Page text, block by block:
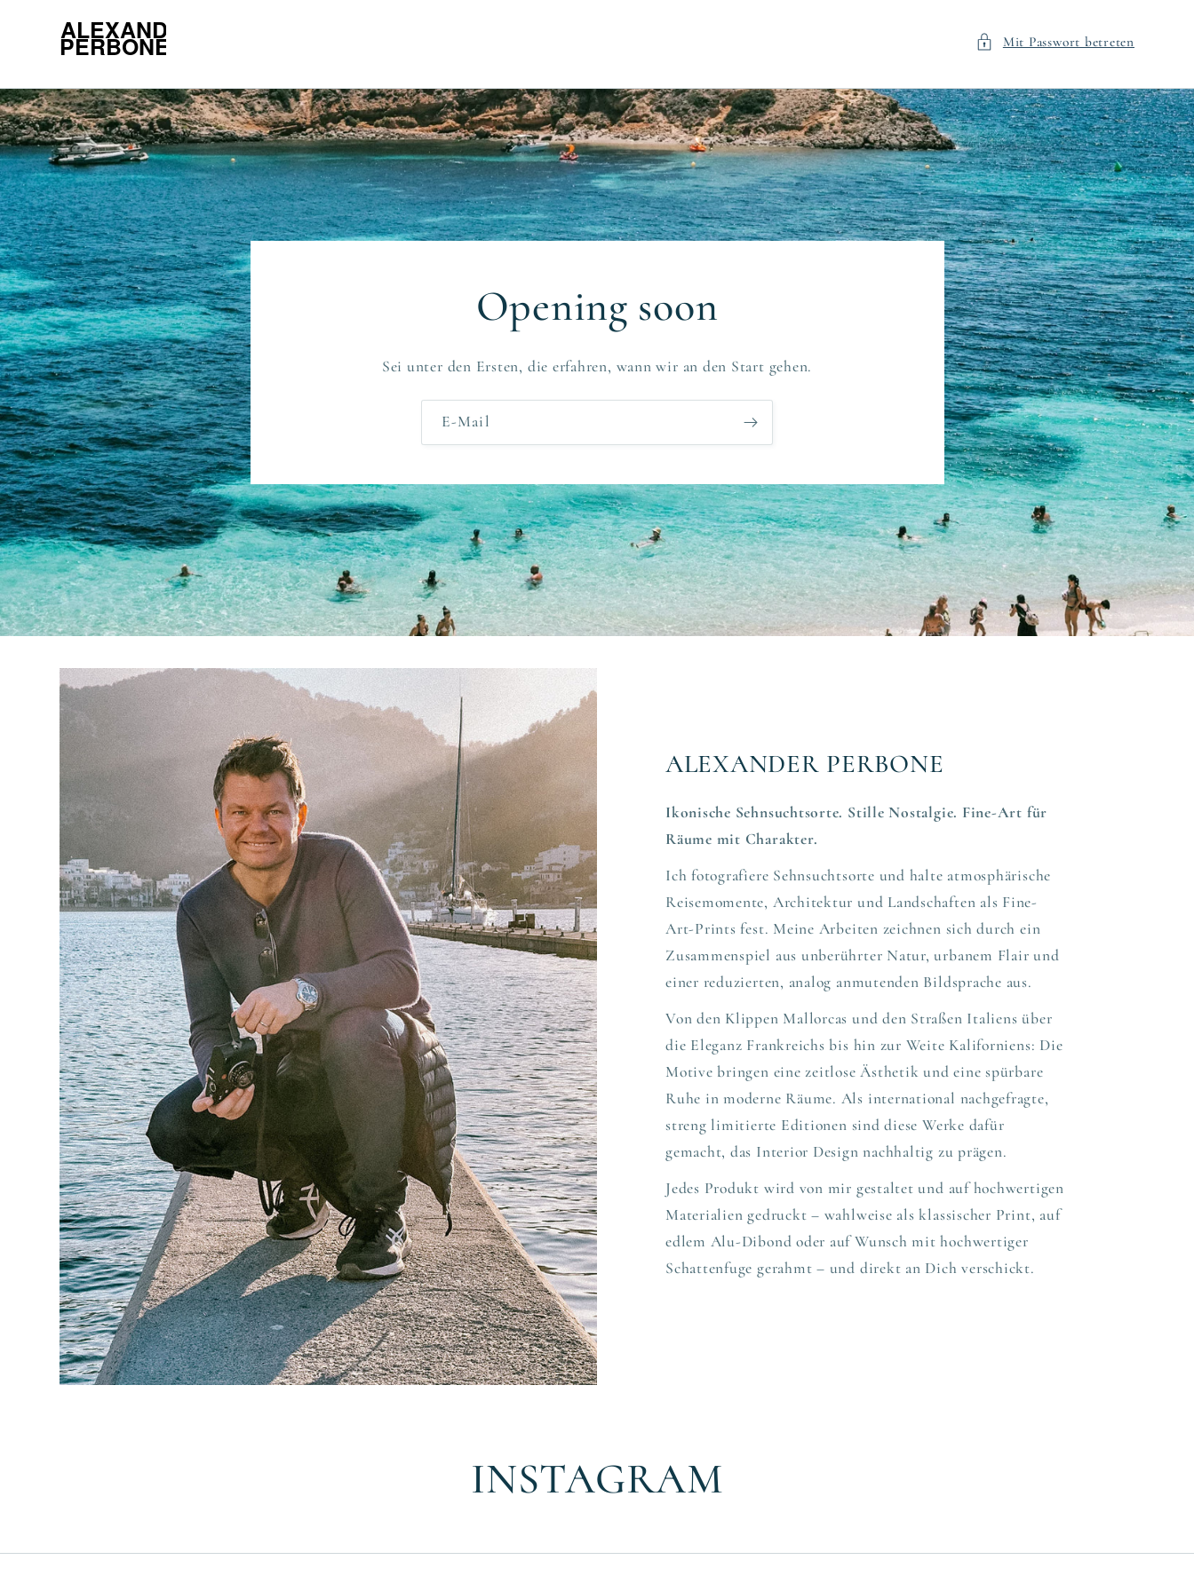
Inhalt
Mit Passwort betreten
Opening soon
Sei unter den Ersten, die erfahren, wann wir an den Start gehen.
E-Mail
ALEXANDER PERBONE
Ikonische Sehnsuchtsorte. Stille Nostalgie. Fine-Art für
Räume mit Charakter.
Ich fotografiere Sehnsuchtsorte und halte atmosphärische
Reisemomente, Architektur und Landschaften als Fine-
Art-Prints fest. Meine Arbeiten zeichnen sich durch ein
Zusammenspiel aus unberührter Natur, urbanem Flair und
einer reduzierten, analog anmutenden Bildsprache aus.
Von den Klippen Mallorcas und den Straßen Italiens über
die Eleganz Frankreichs bis hin zur Weite Kaliforniens: Die
Motive bringen eine zeitlose Ästhetik und eine spürbare
Ruhe in moderne Räume. Als international nachgefragte,
streng limitierte Editionen sind diese Werke dafür
gemacht, das Interior Design nachhaltig zu prägen.
Jedes Produkt wird von mir gestaltet und auf hochwertigen
Materialien gedruckt – wahlweise als klassischer Print, auf
edlem Alu-Dibond oder auf Wunsch mit hochwertiger
Schattenfuge gerahmt – und direkt an Dich verschickt.
INSTAGRAM